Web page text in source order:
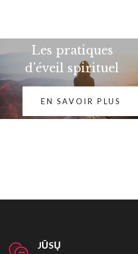
Les pratiques
d'éveil spirituel
EN SAVOIR PLUS
JŪSŲ